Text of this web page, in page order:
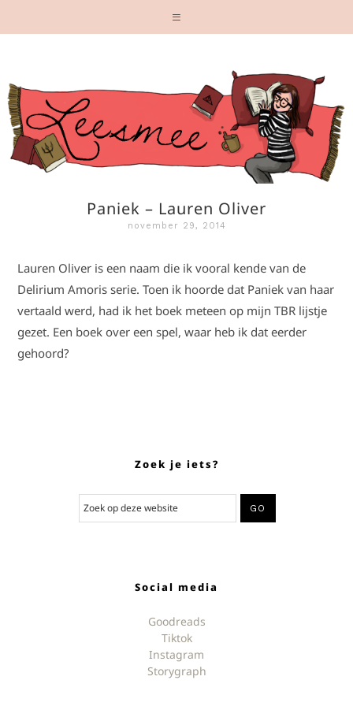
Paniek – Lauren Oliver
november 29, 2014
Lauren Oliver is een naam die ik vooral kende van de
Delirium Amoris serie. Toen ik hoorde dat Paniek van haar
vertaald werd, had ik het boek meteen op mijn TBR lijstje
gezet. Een boek over een spel, waar heb ik dat eerder
gehoord?
Zoek je iets?
Social media
Goodreads
Tiktok
Instagram
Storygraph